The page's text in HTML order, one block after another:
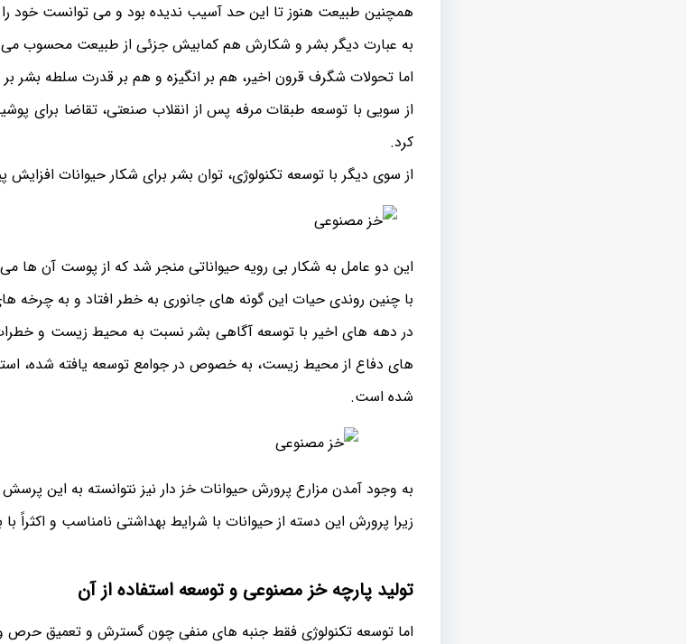
همچنین طبیعت هنوز تا این حد آسیب ندیده بود و می توانست خود را
به عبارت دیگر بشر و شکارش هم کمابیش جزئی از طبیعت محسوب
اما تحولات شگرف قرون اخیر، هم بر انگیزه و هم بر قدرت سلطه بشر
از سویی با توسعه طبقات مرفه پس از انقلاب صنعتی، تقاضا برای
کرد.
از سوی دیگر با توسعه تکنولوژی، توان بشر برای شکار حیوانات افزایش
این دو عامل به شکار بی رویه حیواناتی منجر شد که از پوست آن ها
با چنین روندی حیات این گونه های جانوری به خطر افتاد و به چرخه
در دهه های اخیر با توسعه آگاهی بشر نسبت به محیط زیست و
های دفاع از محیط زیست، به خصوص در جوامع توسعه یافته شده،
شده است.
به وجود آمدن مزارع پرورش حیوانات خز دار نیز نتوانسته به این
زیرا پرورش این دسته از حیوانات با شرایط بهداشتی نامناسب و اکثراً
تولید پارچه خز مصنوعی و توسعه استفاده از آن
اما توسعه تکنولوژی فقط جنبه های منفی چون گسترش و تعمیق حرص و